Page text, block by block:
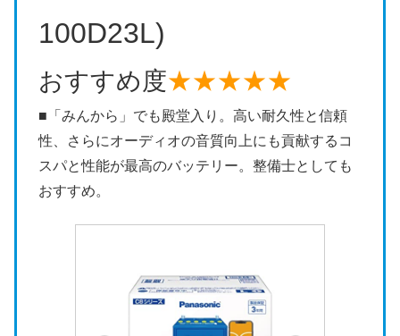
100D23L)
おすすめ度★★★★★
■「みんから」でも殿堂入り。高い耐久性と信頼
性、さらにオーディオの音質向上にも貢献するコ
スパと性能が最高のバッテリー。整備士としても
おすすめ。